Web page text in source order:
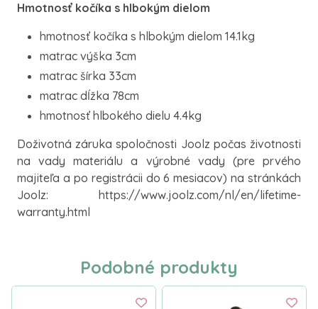
Hmotnosť kočíka s hlbokým dielom
hmotnosť kočíka s hlbokým dielom 14.1kg
matrac výška 3cm
matrac šírka 33cm
matrac dĺžka 78cm
hmotnosť hlbokého dielu 4.4kg
Doživotná záruka spoločnosti Joolz počas životnosti
na vady materiálu a výrobné vady (pre prvého
majiteľa a po registrácii do 6 mesiacov) na stránkách
Joolz: https://www.joolz.com/nl/en/lifetime-
warranty.html
Podobné produkty